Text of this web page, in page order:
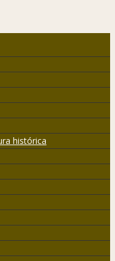
histórica